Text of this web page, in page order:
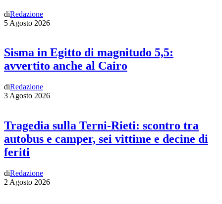
diRedazione
5 Agosto 2026
Sisma in Egitto di magnitudo 5,5:
avvertito anche al Cairo
diRedazione
3 Agosto 2026
Tragedia sulla Terni-Rieti: scontro tra
autobus e camper, sei vittime e decine di
feriti
diRedazione
2 Agosto 2026